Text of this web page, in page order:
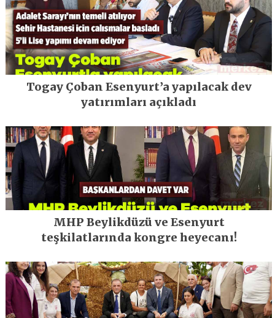
Togay Çoban Esenyurt’a yapılacak dev
yatırımları açıkladı
MHP Beylikdüzü ve Esenyurt
teşkilatlarında kongre heyecanı!